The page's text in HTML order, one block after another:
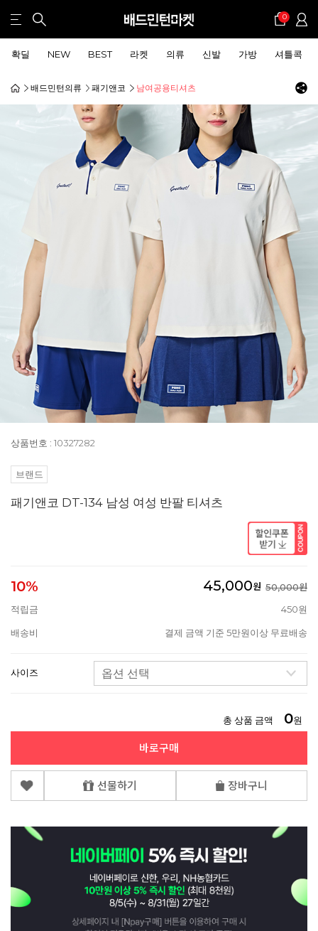
0
확딜 NEW BEST 라켓 의류 신발 가방 셔틀콕
배드민턴의류 패기앤코 남여공용티셔츠
상품번호 : 10327282
브랜드
패기앤코 DT-134 남성 여성 반팔 티셔츠
10% 45,000원 50,000원
적립금
450원
배송비 결제 금액 기준 5만원이상 무료배송
사이즈
총 상품 금액 0원
바로구매
선물하기 장바구니